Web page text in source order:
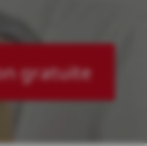
gratuite